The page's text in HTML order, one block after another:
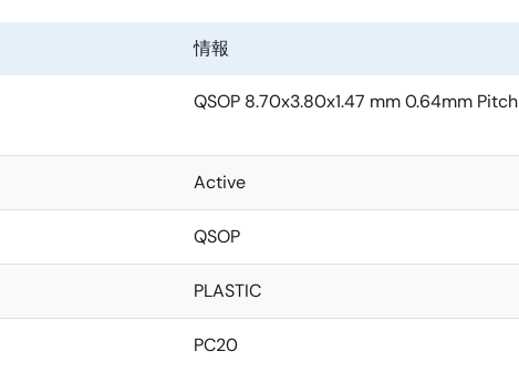
情報
QSOP 8.70x3.80x1.47 mm 0.64mm Pitch
Active
QSOP
PLASTIC
PC20